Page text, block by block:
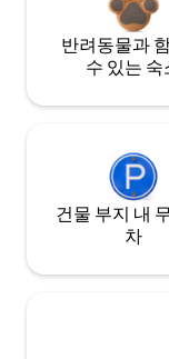
반려동물과
수 있는 숙
건물 부지 내
차